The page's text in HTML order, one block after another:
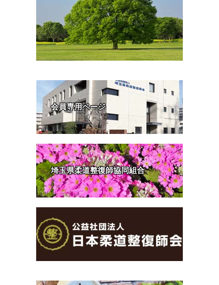
会員専用ページ
埼玉県柔道整復師協同組合